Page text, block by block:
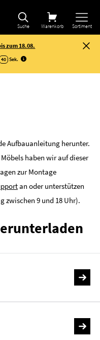
Suche Warenkorb Sortiment
zum 18.08.
39 Sek.
Aufbauanleitung herunter.
haben wir auf dieser
zur Montage
an oder unterstützen
zwischen 9 und 18 Uhr).